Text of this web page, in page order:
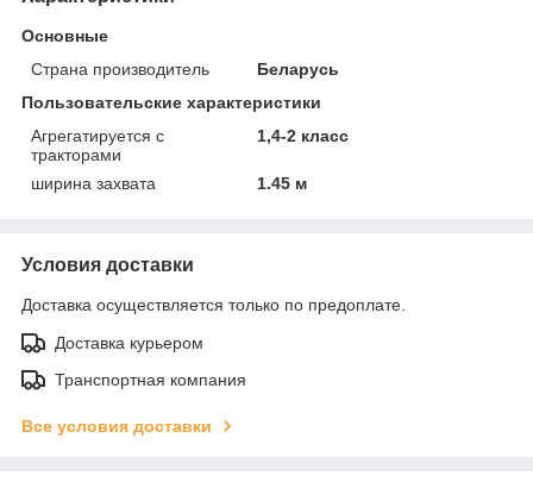
Основные
Страна производитель
Беларусь
Пользовательские характеристики
Агрегатируется с
тракторами
1,4-2 класс
ширина захвата 1.45 м
Условия доставки
Доставка осуществляется только по предоплате.
Доставка курьером
Транспортная компания
Все условия доставки